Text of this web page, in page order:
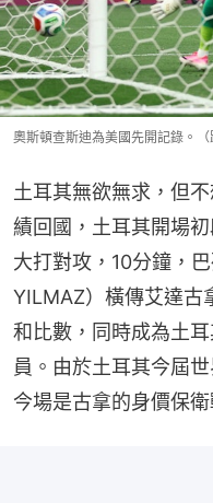
奧斯頓查斯迪為美國先開記錄。（
土耳其無欲無求，但
績回國，土耳其開場
大打對攻，10分鐘，
YILMAZ）橫傳艾達古
和比數，同時成為土
員。由於土耳其今屆
今場是古拿的身價保衛